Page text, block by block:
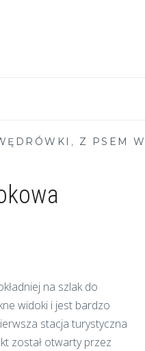
, Z PSEM W
na szlak do
widoki i jest bardzo
stacja turystyczna
został otwarty przez